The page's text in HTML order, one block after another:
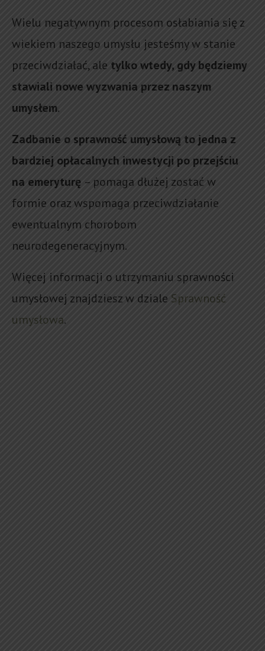
Wielu negatywnym procesom osłabiania się z
wiekiem naszego umysłu jesteśmy w stanie
przeciwdziałać, ale tylko wtedy, gdy będziemy
stawiali nowe wyzwania przez naszym
umysłem.
Zadbanie o sprawność umysłową to jedna z
bardziej opłacalnych inwestycji po przejściu
na emeryturę – pomaga dłużej zostać w
formie oraz wspomaga przeciwdziałanie
ewentualnym chorobom
neurodegeneracyjnym.
Więcej informacji o utrzymaniu sprawności
umysłowej znajdziesz w dziale Sprawność
umysłowa.